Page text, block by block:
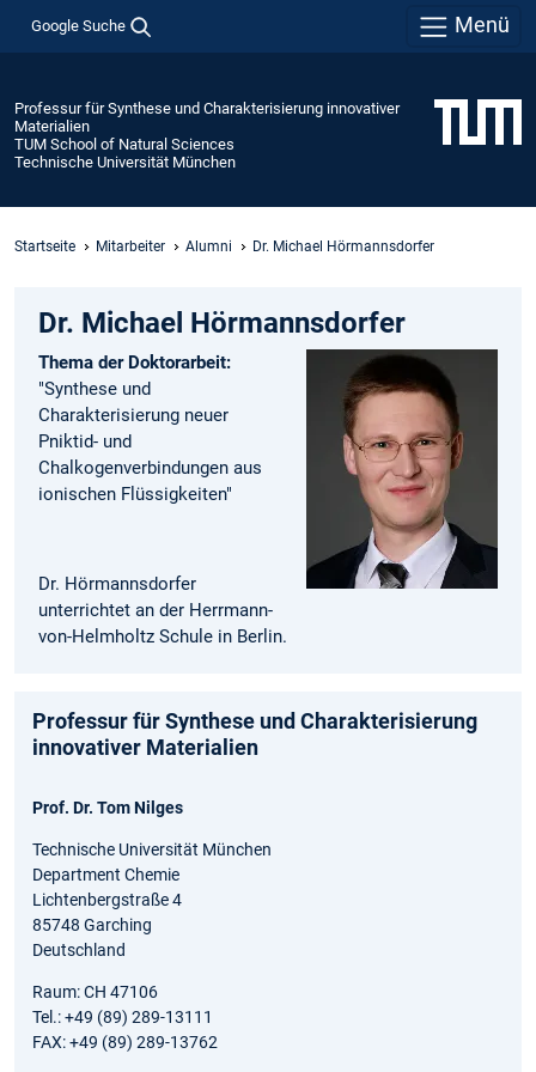
Google Suche Menü
Professur für Synthese und Charakterisierung innovativer
Materialien
TUM School of Natural Sciences
Technische Universität München
Startseite Mitarbeiter Alumni Dr. Michael Hörmannsdorfer
Dr. Michael Hörmannsdorfer
Thema der Doktorarbeit:
"Synthese und
Charakterisierung neuer
Pniktid- und
Chalkogenverbindungen aus
ionischen Flüssigkeiten"
Dr. Hörmannsdorfer
unterrichtet an der Herrmann-
von-Helmholtz Schule in Berlin.
Professur für Synthese und Charakterisierung
innovativer Materialien
Prof. Dr. Tom Nilges
Technische Universität München
Department Chemie
Lichtenbergstraße 4
85748 Garching
Deutschland
Raum: CH 47106
Tel.: +49 (89) 289-13111
FAX: +49 (89) 289-13762